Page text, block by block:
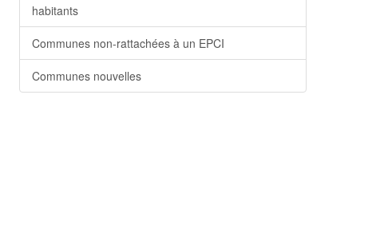
habitants
Communes non-rattachées à un EPCI
Communes nouvelles